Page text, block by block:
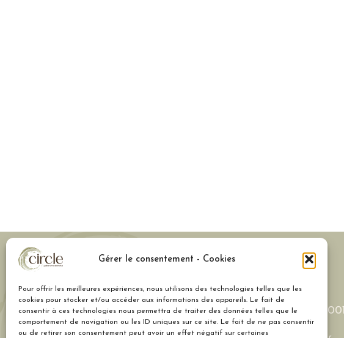
Gérer le consentement - Cookies
Pour offrir les meilleures expériences, nous utilisons des technologies telles que les
cookies pour stocker et/ou accéder aux informations des appareils. Le fait de
consentir à ces technologies nous permettra de traiter des données telles que le
comportement de navigation ou les ID uniques sur ce site. Le fait de ne pas consentir
ou de retirer son consentement peut avoir un effet négatif sur certaines
11 rue Chavanne 69001
Lyon